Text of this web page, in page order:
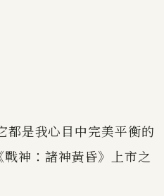
都是我心目中完美平衡的
神：諸神黃昏》上市之